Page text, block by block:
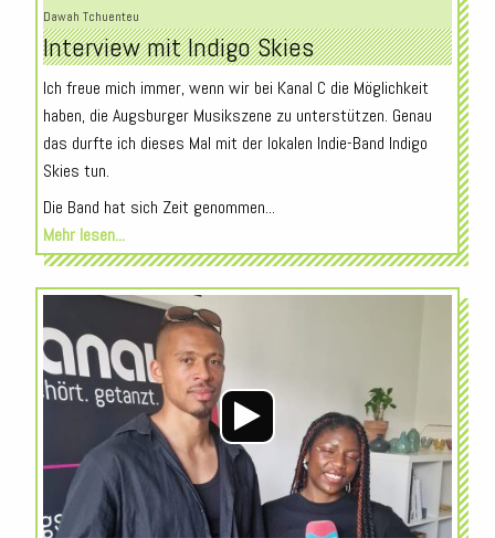
Dawah Tchuenteu
Interview mit Indigo Skies
Ich freue mich immer, wenn wir bei Kanal C die Möglichkeit
haben, die Augsburger Musikszene zu unterstützen. Genau
das durfte ich dieses Mal mit der lokalen Indie-Band Indigo
Skies tun.
Die Band hat sich Zeit genommen...
Mehr lesen...
Audio-
Player